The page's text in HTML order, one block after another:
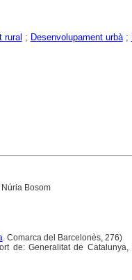
rural ; Desenvolupament urbà;
Bosom
. Comarca del Barcelonès, 276)
de: Generalitat de Catalunya,